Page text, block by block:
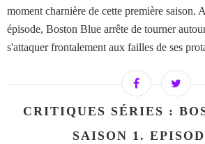
moment charnière de cette première saison.
épisode, Boston Blue arrête de tourner
s'attaquer frontalement aux failles de ses
CRITIQUES SÉRIES :
SAISON 1.